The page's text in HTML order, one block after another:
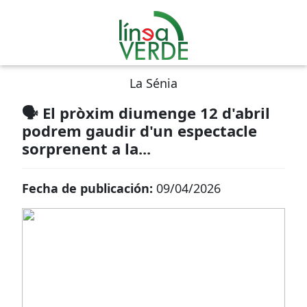
La Sénia
🗣️ El pròxim diumenge 12 d'abril
podrem gaudir d'un espectacle
sorprenent a la...
Fecha de publicación: 09/04/2026